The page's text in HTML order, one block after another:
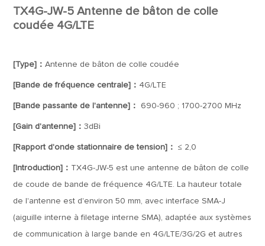
TX4G-JW-5 Antenne de bâton de colle
coudée 4G/LTE
[Type]：Antenne de bâton de colle coudée
[Bande de fréquence centrale]： 4G/LTE
[Bande passante de l'antenne]： 690-960 ; 1700-2700 MHz
[Gain d'antenne]：3dBi
[Rapport d'onde stationnaire de tension]： ≤ 2,0
[Introduction]： TX4G-JW-5 est une antenne de bâton de colle
de coude de bande de fréquence 4G/LTE. La hauteur totale
de l'antenne est d'environ 50 mm, avec interface SMA-J
(aiguille interne à filetage interne SMA), adaptée aux systèmes
de communication à large bande en 4G/LTE/3G/2G et autres